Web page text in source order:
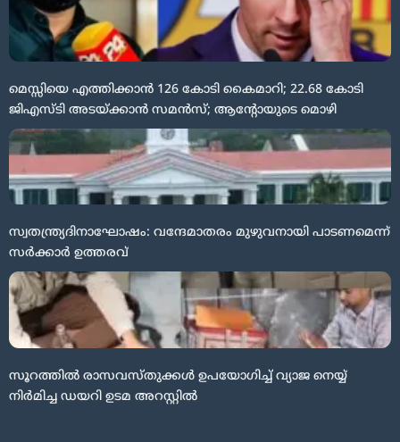
മെസ്സിയെ എത്തിക്കാൻ 126 കോടി കൈമാറി; 22.68 കോടി
ജിഎസ്ടി അടയ്ക്കാൻ സമൻസ്; ആന്റോയുടെ മൊഴി
സ്വതന്ത്ര്യദിനാഘോഷം: വന്ദേമാതരം മുഴുവനായി പാടണമെന്ന്
സർക്കാർ ഉത്തരവ്
സൂറത്തിൽ രാസവസ്തുക്കൾ ഉപയോഗിച്ച് വ്യാജ നെയ്യ്
നിർമിച്ച ഡയറി ഉടമ അറസ്റ്റിൽ